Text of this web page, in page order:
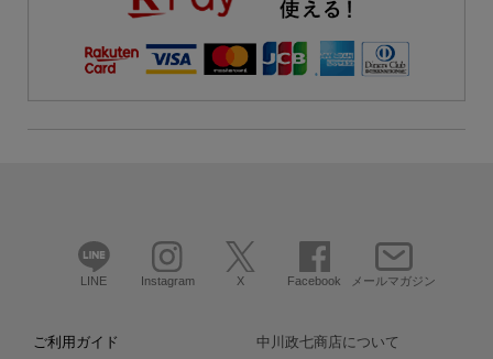
LINE Instagram X Facebook メールマガジン
ご利用ガイド 中川政七商店について